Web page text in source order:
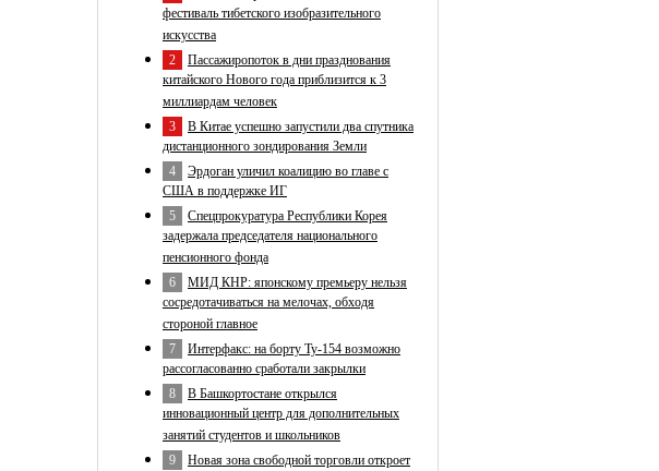
фестиваль тибетского изобразительного
искусства
2 Пассажиропоток в дни празднования
китайского Нового года приблизится к 3
миллиардам человек
3 В Китае успешно запустили два спутника
дистанционного зондирования Земли
4 Эрдоган уличил коалицию во главе с
США в поддержке ИГ
5 Спецпрокуратура Республики Корея
задержала председателя национального
пенсионного фонда
6 МИД КНР: японскому премьеру нельзя
сосредотачиваться на мелочах, обходя
стороной главное
7 Интерфакс: на борту Ту-154 возможно
рассогласованно сработали закрылки
8 В Башкортостане открылся
инновационный центр для дополнительных
занятий студентов и школьников
9 Новая зона свободной торговли откроет